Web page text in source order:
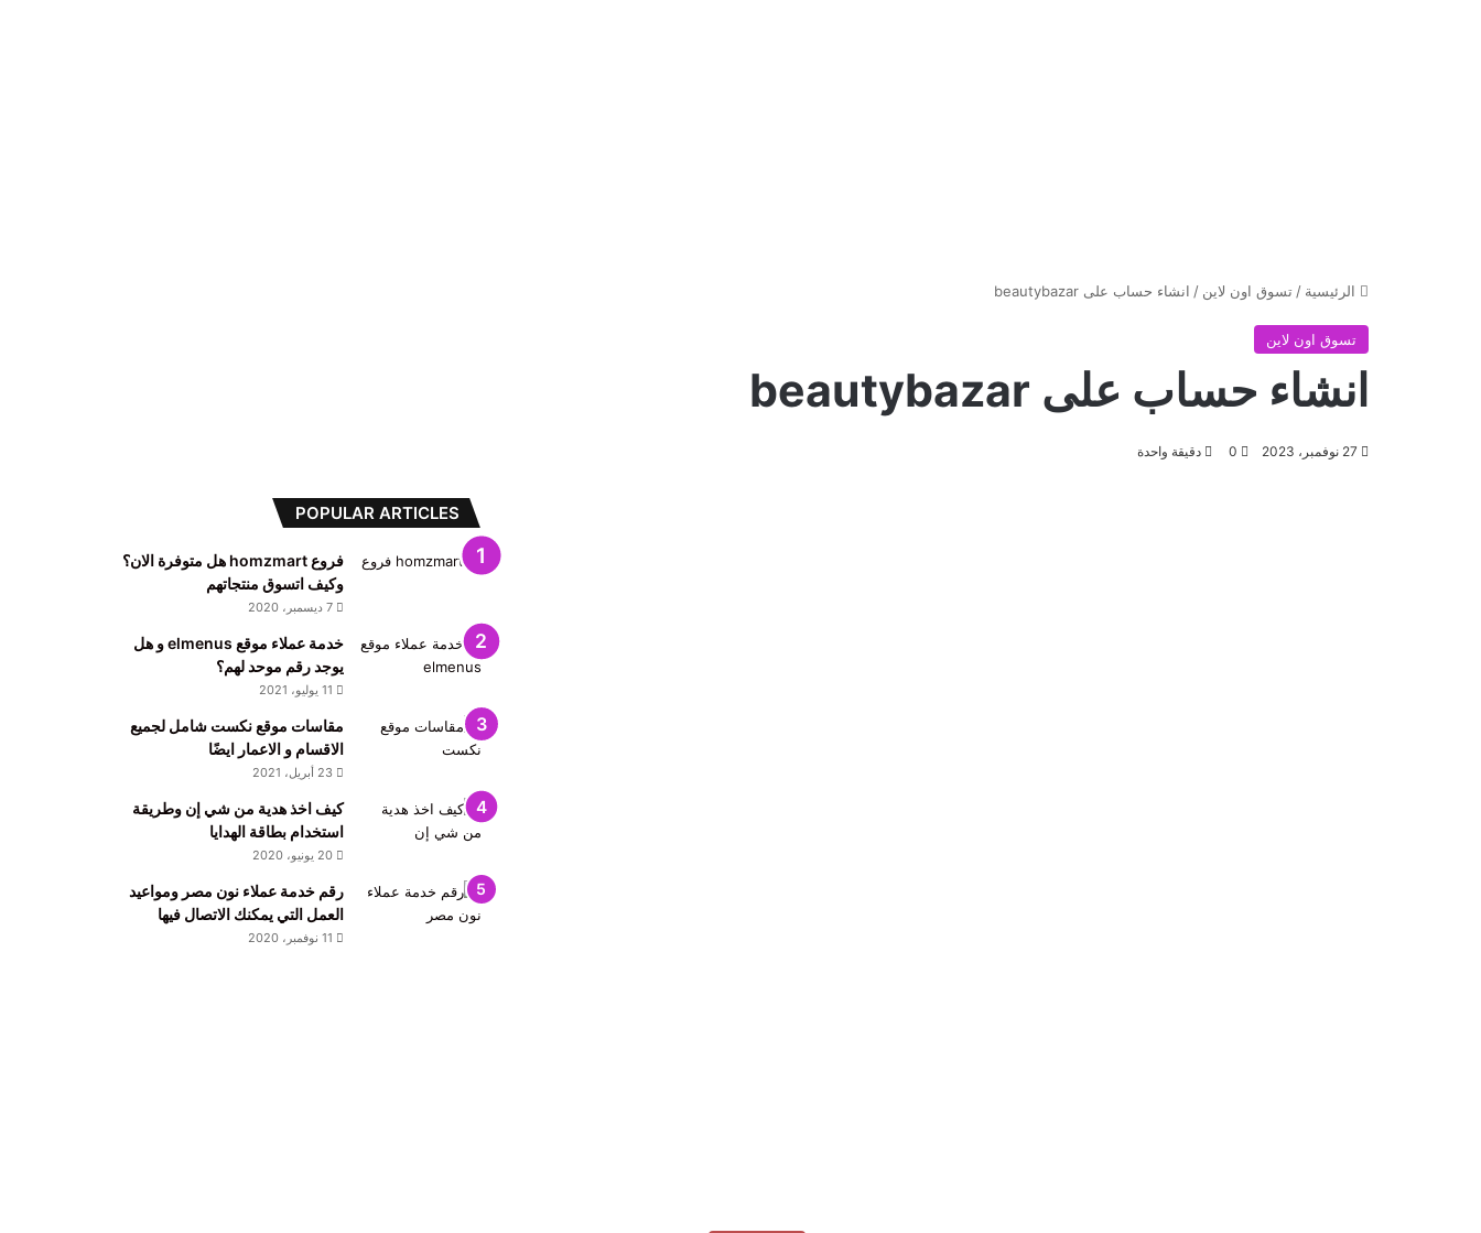
الرئيسية / تسوق اون لاين / انشاء حساب على beautybazar
تسوق اون لاين
انشاء حساب على beautybazar
27 نوفمبر، 2023 0 دقيقة واحدة
POPULAR ARTICLES
فروع homzmart هل متوفرة الان؟
وكيف اتسوق منتجاتهم
7 ديسمبر، 2020
خدمة عملاء موقع elmenus و هل
يوجد رقم موحد لهم؟
11 يوليو، 2021
مقاسات موقع نكست شامل لجميع
الاقسام و الاعمار ايضًا
23 أبريل، 2021
كيف اخذ هدية من شي إن وطريقة
استخدام بطاقة الهدايا
20 يونيو، 2020
رقم خدمة عملاء نون مصر ومواعيد
العمل التي يمكنك الاتصال فيها
11 نوفمبر، 2020